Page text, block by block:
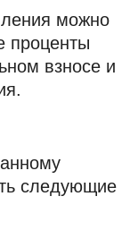
можно
проценты
взносе и
следующие